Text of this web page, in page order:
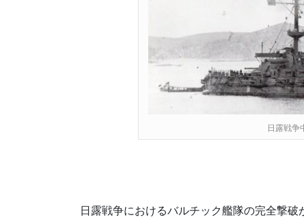
日露戦争
日露戦争におけるバルチック艦隊の完全撃